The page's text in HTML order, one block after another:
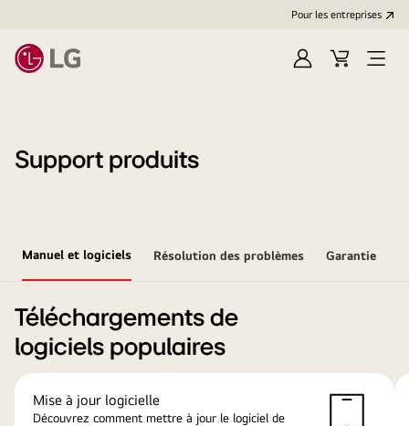
Pour les entreprises
Se
Panier
Support produits
Manuel et logiciels Résolution des problèmes Garantie
Téléchargements de
logiciels populaires
Mise à jour logicielle
Découvrez comment mettre à jour le logiciel de